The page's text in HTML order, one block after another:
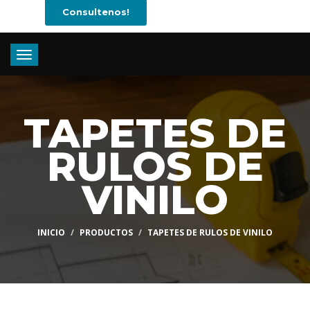
Consultenos!
Toggle
navigation
TAPETES DE
RULOS DE
VINILO
INICIO PRODUCTOS TAPETES DE RULOS DE VINILO